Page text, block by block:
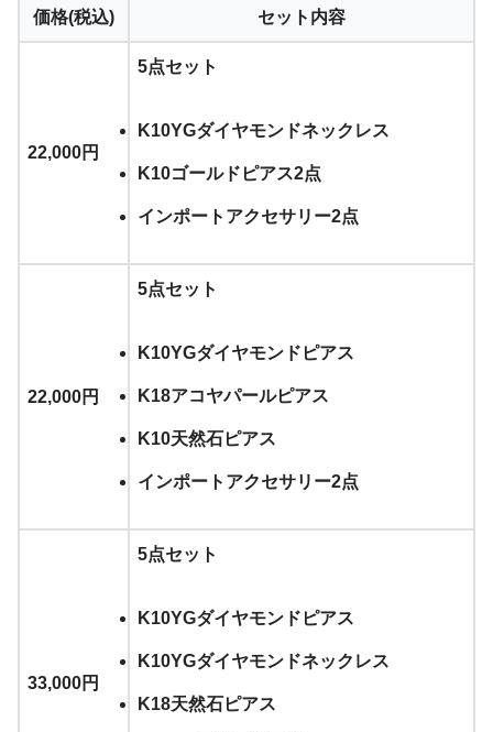
価格(税込) セット内容
22,000円
5点セット
K10YGダイヤモンドネックレス
K10ゴールドピアス2点
インポートアクセサリー2点
22,000円
5点セット
K10YGダイヤモンドピアス
K18アコヤパールピアス
K10天然石ピアス
インポートアクセサリー2点
33,000円
5点セット
K10YGダイヤモンドピアス
K10YGダイヤモンドネックレス
K18天然石ピアス